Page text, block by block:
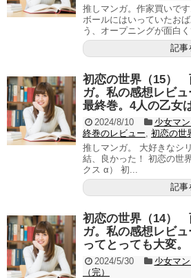
推しマンガ。作家買いで
ボールにはいっていたお
う、オープニングが面白く
記事
初恋の世界（15）
ガ。私の感想レビ
最終巻。4人の乙女
2024/8/10 少女マ
終巻のレビュー 初恋の世
推しマンガ。 大好きなシ
結、良かった！ 初恋の世
クス α） 初...
記事
初恋の世界（14）
ガ。私の感想レビ
ってとっても大変。
2024/5/30 少女マ
（完）